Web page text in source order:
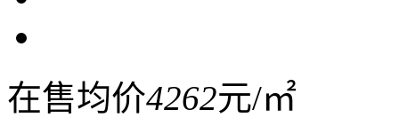
在售均价4262元/㎡